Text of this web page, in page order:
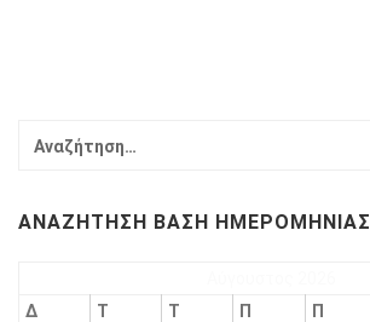
ΑΝΑΖΉΤΗΣΗ ΒΆΣΗ ΗΜΕΡΟΜΗΝΊΑΣ
Δ
Τ Τ Π Π